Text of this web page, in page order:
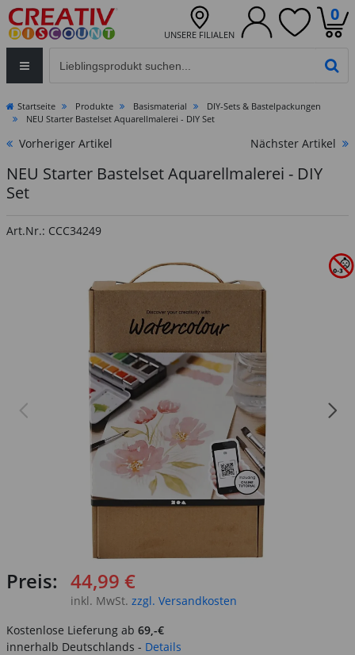
UNSERE FILIALEN
0
Startseite Produkte Basismaterial
DIY-Sets & Bastelpackungen
NEU Starter Bastelset Aquarellmalerei - DIY Set
Vorheriger Artikel Nächster Artikel
NEU Starter Bastelset Aquarellmalerei - DIY
Set
Art.Nr.: CCC34249
Preis: 44,99 €
inkl. MwSt. zzgl. Versandkosten
Kostenlose Lieferung ab 69,-€
innerhalb Deutschlands - Details